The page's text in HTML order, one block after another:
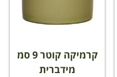
קרמיקה קוטר 9 סמ
מידברית